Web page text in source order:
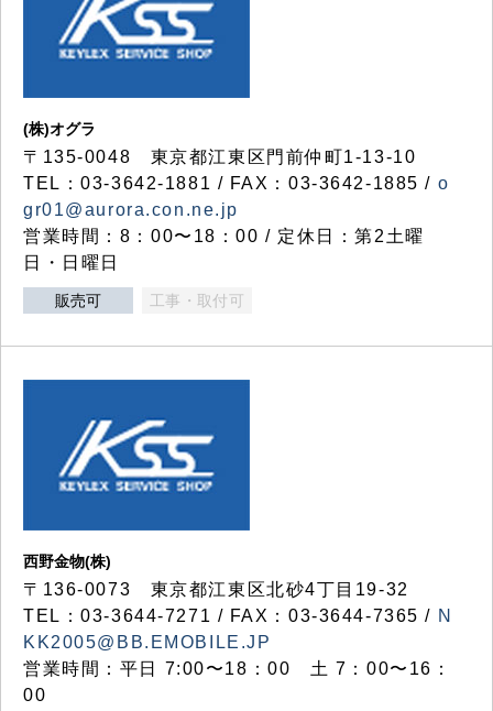
(株)オグラ
〒135-0048 東京都江東区門前仲町1-13-10
TEL：03-3642-1881 / FAX：03-3642-1885 / o
gr01@aurora.con.ne.jp
営業時間：8：00〜18：00 / 定休日：第2土曜
日・日曜日
販売可 工事・取付可
西野金物(株)
〒136-0073 東京都江東区北砂4丁目19-32
TEL：03‐3644‐7271 / FAX：03-3644-7365 / N
KK2005@BB.EMOBILE.JP
営業時間：平日 7:00〜18：00 土 7：00〜16：
00